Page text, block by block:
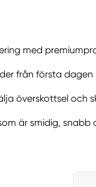
med
från första dagen
överskottsel och
är smidig,